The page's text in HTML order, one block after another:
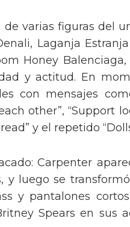
varias figuras del
Laganja
Honey
y actitud. En
con mensajes
other”, “Support
y el repetido
Carpenter
y luego se
y pantalones
Spears en sus